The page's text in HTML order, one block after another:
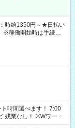
時給1350円～★日払い
※稼働開始時は手続き完
！ ※Wワーク
の就業はご案内できま